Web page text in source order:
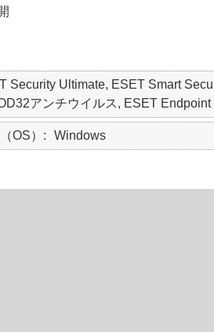
Security Ultimate, ESET Smart
アンチウイルス, ESET
OS） Windows